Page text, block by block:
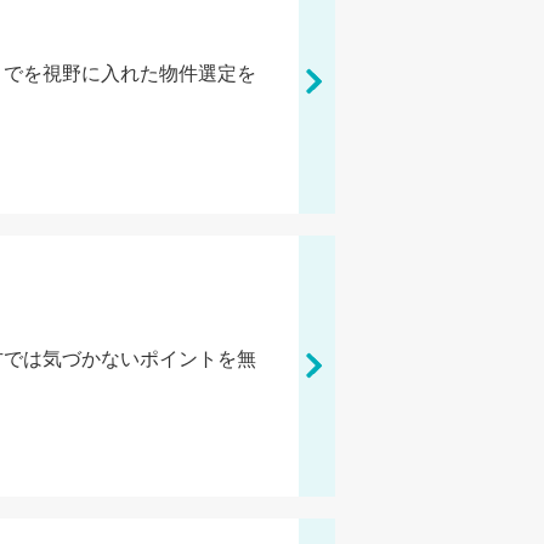
を視野に入れた物件選定を
は気づかないポイントを無